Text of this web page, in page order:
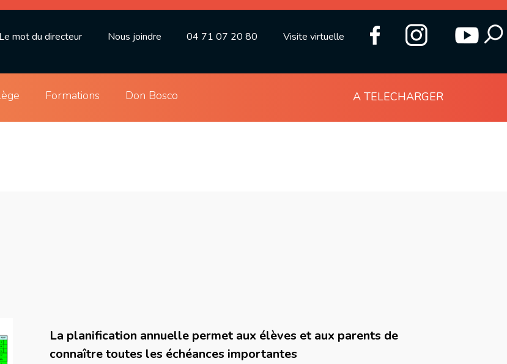
Le mot du directeur Nous joindre 04 71 07 20 80 Visite virtuelle
A TELECHARGER
Formations Don Bosco
La planification annuelle permet aux élèves et aux parents de
connaître toutes les échéances importantes